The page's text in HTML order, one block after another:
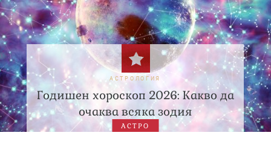
АСТРОЛОГИЯ
Годишен хороскоп 2026: Какво да
очаква всяка зодия
АСТРО